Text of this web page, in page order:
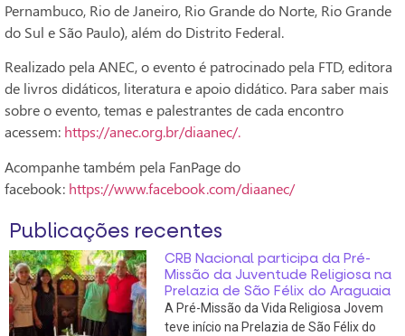
Pernambuco, Rio de Janeiro, Rio Grande do Norte, Rio Grande
do Sul e São Paulo), além do Distrito Federal.
Realizado pela ANEC, o evento é patrocinado pela FTD, editora
de livros didáticos, literatura e apoio didático. Para saber mais
sobre o evento, temas e palestrantes de cada encontro
acessem: https://anec.org.br/diaanec/.
Acompanhe também pela FanPage do
facebook: https://www.facebook.com/diaanec/
Publicações recentes
CRB Nacional participa da Pré-
Missão da Juventude Religiosa na
Prelazia de São Félix do Araguaia
A Pré-Missão da Vida Religiosa Jovem
teve início na Prelazia de São Félix do